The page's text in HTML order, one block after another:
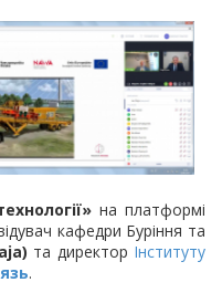
на платформі
кафедри Буріння та
та директор Інституту
.